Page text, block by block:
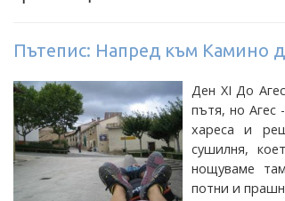
Пътепис: Напред към Камино
Ден XI До
пътя, но Агес
хареса и
сушилня,
нощуваме
потни и